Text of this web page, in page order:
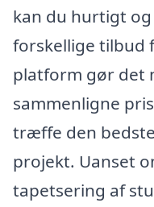
kan du hurtigt
forskellige tilbud
platform gør det
sammenligne
træffe den
projekt. Uanset
tapetsering af